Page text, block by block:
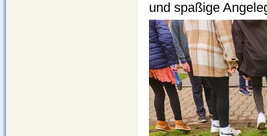
und spaßige